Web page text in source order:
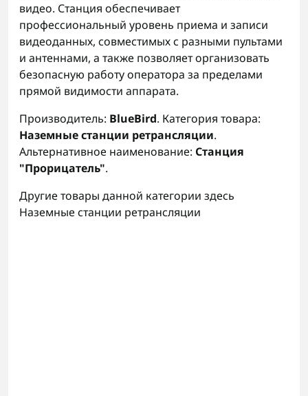
видео. Станция обеспечивает
профессиональный уровень приема и записи
видеоданных, совместимых с разными пультами
и антеннами, а также позволяет организовать
безопасную работу оператора за пределами
прямой видимости аппарата.
Производитель: BlueBird. Категория товара:
Наземные станции ретрансляции.
Альтернативное наименование: Станция
"Прорицатель".
Другие товары данной категории здесь
Наземные станции ретрансляции